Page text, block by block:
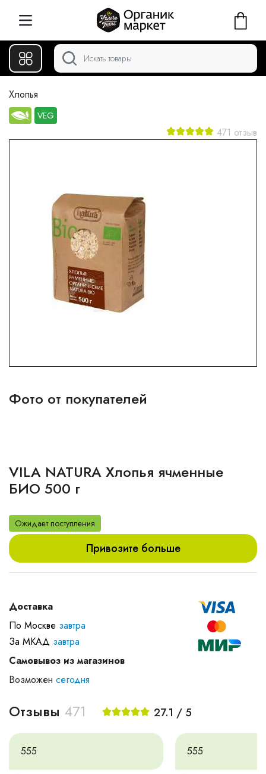
Хлопья
VEG
471 отзыв
Фото от покупателей
VILA NATURA Хлопья ячменные
БИО 500 г
Ожидает поступления
Привозите больше
Доставка
По Москве завтра
За МКАД завтра
Самовывоз из магазинов
Возможен сегодня
Отзывы 471 27.1 / 5
555 555